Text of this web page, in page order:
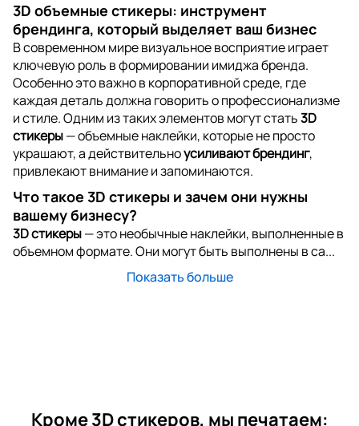
3D объемные стикеры: инструмент
брендинга, который выделяет ваш бизнес
В современном мире визуальное восприятие играет
ключевую роль в формировании имиджа бренда.
Особенно это важно в корпоративной среде, где
каждая деталь должна говорить о профессионализме
и стиле. Одним из таких элементов могут стать3D
стикеры— объемные наклейки, которые не просто
украшают, а действительноусиливают брендинг,
привлекают внимание и запоминаются.
Что такое 3D стикеры и зачем они нужны
вашему бизнесу?
3D стикеры— это необычные наклейки, выполненные в
объемном формате. Они могут быть выполнены в са...
Показать больше
Кроме 3D стикеров, мы печатаем: